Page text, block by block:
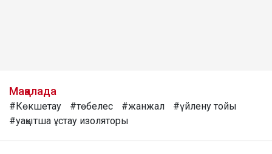
Мақалада
#Көкшетау #төбелес #жанжал
#үйлену тойы
#уақытша ұстау изоляторы